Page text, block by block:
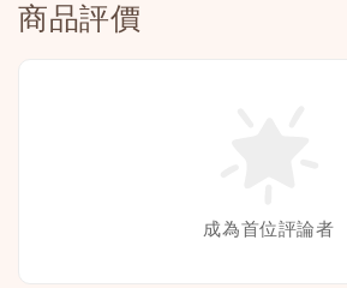
商品評價
成為首位評論者